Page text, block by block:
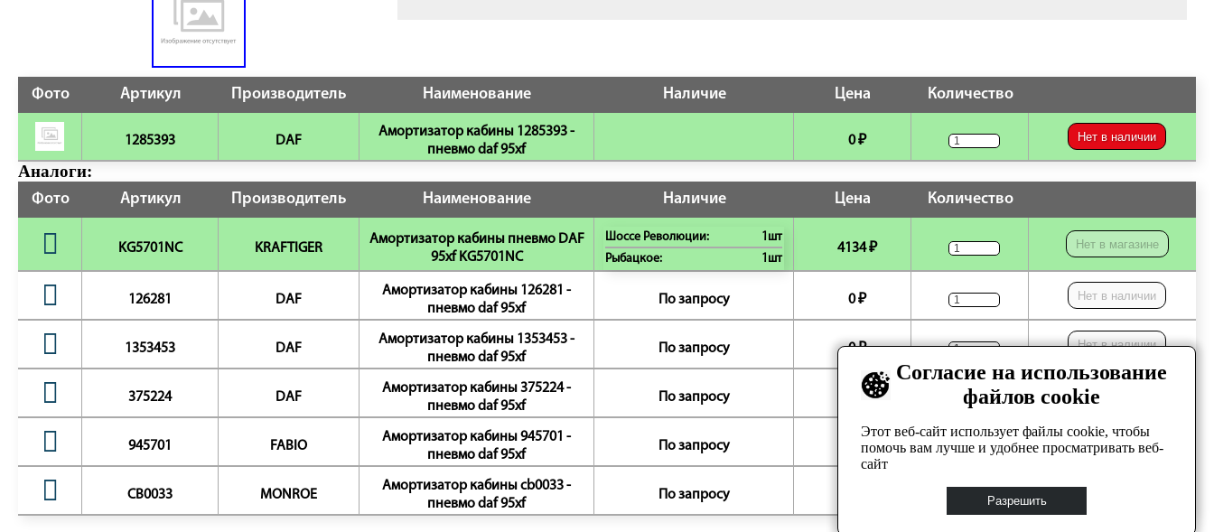
Фото Артикул Производитель Наименование Наличие Цена Количество
1285393 DAF
Амортизатор кабины 1285393 -
пневмо daf 95xf
0 ₽ Нет в наличии
Аналоги:
Фото Артикул Производитель Наименование Наличие Цена Количество
KG5701NC KRAFTIGER
Амортизатор кабины пневмо DAF
95xf KG5701NC
Шоссе Революции:
1шт
Рыбацкое:
1шт
4134 ₽ Нет в магазине
126281 DAF
Амортизатор кабины 126281 -
пневмо daf 95xf
По запросу 0 ₽ Нет в наличии
1353453 DAF
Амортизатор кабины 1353453 -
пневмо daf 95xf
По запросу 0 ₽ Нет в наличии
375224 DAF
Амортизатор кабины 375224 -
пневмо daf 95xf
По запросу 0 ₽ Нет в наличии
945701 FABIO
Амортизатор кабины 945701 -
пневмо daf 95xf
По запросу 0 ₽ Нет в наличии
CB0033 MONROE
Амортизатор кабины cb0033 -
пневмо daf 95xf
По запросу Нет в наличии
Согласие на использование
файлов cookie
Этот веб-сайт использует файлы cookie, чтобы
помочь вам лучше и удобнее просматривать веб-
сайт
Разрешить